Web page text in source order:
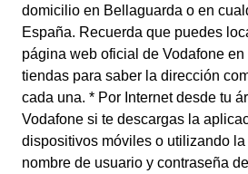
domicilio en Bellaguarda o en
España. Recuerda que puedes
página web oficial de Vodafone
tiendas para saber la dirección
cada una. * Por Internet desde tu
Vodafone si te descargas la
dispositivos móviles o utilizando
nombre de usuario y contraseña